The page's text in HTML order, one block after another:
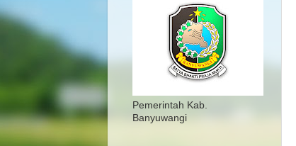
Pemerintah Kab.
Banyuwangi